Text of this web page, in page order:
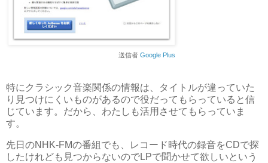
送信者 Google Plus
特にクラシック音楽関係の情報は、タイトルが違っていた
り見つけにくいものがあるので役だってもらっていると信
じています。だから、わたしも活用させてもらっていま
す。
先日のNHK-FMの番組でも、レコード時代の録音をCDで探
したけれども見つからないのでLPで聞かせて欲しいという